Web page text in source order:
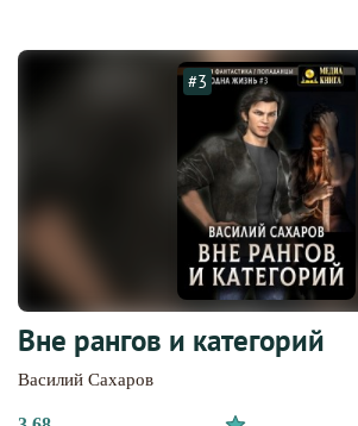
#3
Вне рангов и категорий
Василий Сахаров